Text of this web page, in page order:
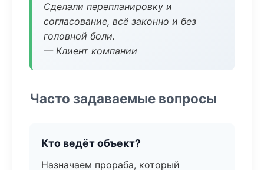
Сделали перепланировку и
согласование, всё законно и без
головной боли.
— Клиент компании
Часто задаваемые вопросы
Кто ведёт объект?
Назначаем прораба, который